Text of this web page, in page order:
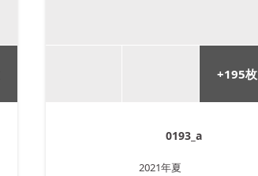
+195枚
0193_a
2021年夏